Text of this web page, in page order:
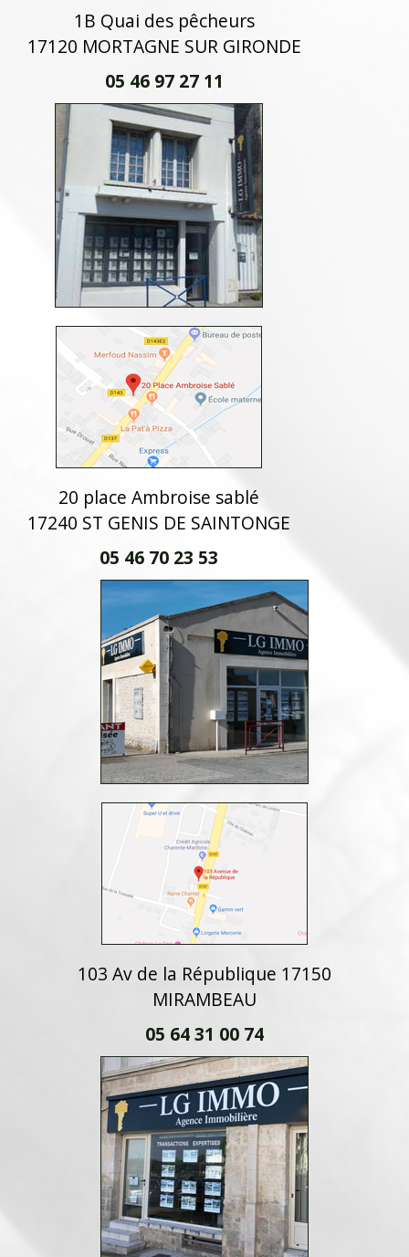
1B Quai des pêcheurs
17120 MORTAGNE SUR GIRONDE
05 46 97 27 11
20 place Ambroise sablé
17240 ST GENIS DE SAINTONGE
05 46 70 23 53
103 Av de la République 17150
MIRAMBEAU
05 64 31 00 74